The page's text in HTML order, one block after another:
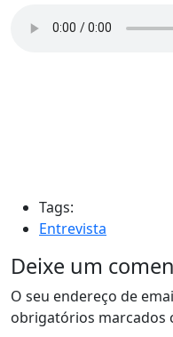
Tags:
Entrevista
Deixe um
O seu endereço de
obrigatórios marcados